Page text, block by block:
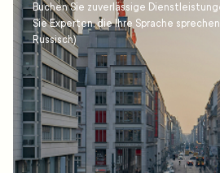
Buchen Sie zuverlässige
Sie Experten, die Ihre Sprache
Russisch)